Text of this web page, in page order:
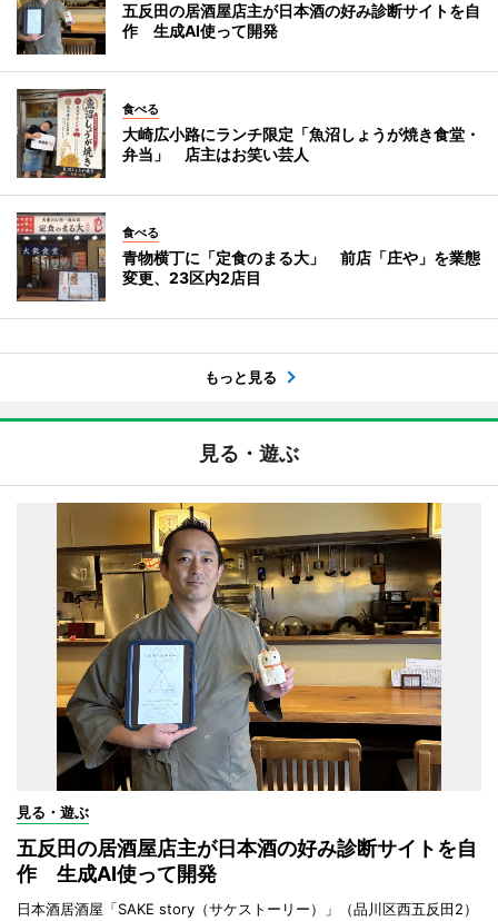
五反田の居酒屋店主が日本酒の好み診断サイトを自
作 生成AI使って開発
食べる
大崎広小路にランチ限定「魚沼しょうが焼き食堂・
弁当」 店主はお笑い芸人
食べる
青物横丁に「定食のまる大」 前店「庄や」を業態
変更、23区内2店目
もっと見る
見る・遊ぶ
見る・遊ぶ
五反田の居酒屋店主が日本酒の好み診断サイトを自
作 生成AI使って開発
日本酒居酒屋「SAKE story（サケストーリー）」（品川区西五反田2）